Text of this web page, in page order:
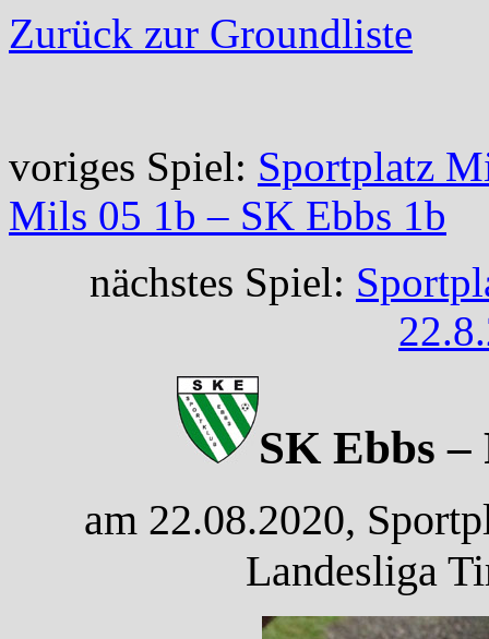
Zurück zur Groundliste
voriges Spiel: Sportplatz
Mils 05 1b – SK Ebbs 1b
nächstes Spiel:
SK Ebbs
am 22.08.2020,
Landesliga